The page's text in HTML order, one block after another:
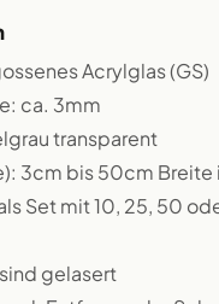
Acrylglas (GS)
ca. 3mm
transparent
3cm bis 50cm Breite
Set mit 10, 25, 50
gelasert